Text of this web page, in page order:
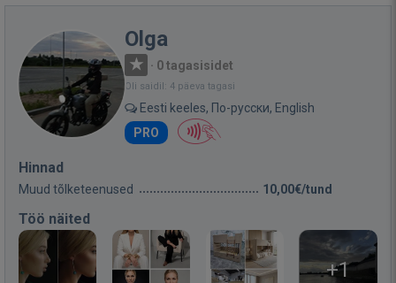
Olga
· 0 tagasisidet
Oli saidil: 4 päeva tagasi
Eesti keeles, По-русски, English
PRO
Hinnad
Muud tõlketeenused 10,00€/tund
Töö näited
+1